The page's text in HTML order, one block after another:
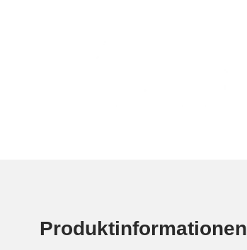
Produktinformationen